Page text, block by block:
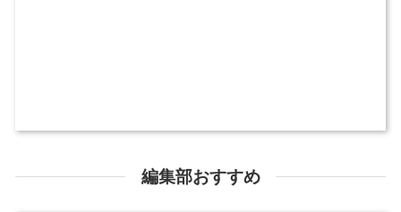
編集部おすすめ